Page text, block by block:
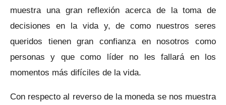
muestra una gran reflexión acerca de la toma de
decisiones en la vida y, de como nuestros seres
queridos tienen gran confianza en nosotros como
personas y que como líder no les fallará en los
momentos más difíciles de la vida.
Con respecto al reverso de la moneda se nos muestra